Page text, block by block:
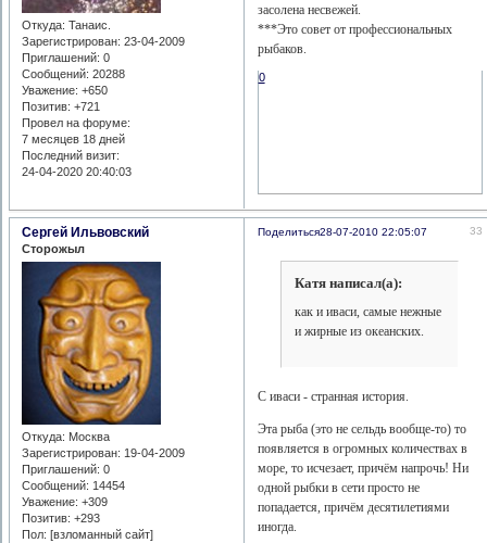
Откуда: Танаис.
Зарегистрирован: 23-04-2009
Приглашений: 0
Сообщений: 20288
Уважение: +650
Позитив: +721
Провел на форуме:
7 месяцев 18 дней
Последний визит:
24-04-2020 20:40:03
засолена несвежей.
***Это совет от профессиональных
рыбаков.
0
Поделиться 33
28-07-2010 22:05:07
Сергей Ильвовский
Сторожыл
Откуда: Москва
Зарегистрирован: 19-04-2009
Приглашений: 0
Сообщений: 14454
Уважение: +309
Позитив: +293
Пол: [взломанный сайт]
Катя написал(а):
как и иваси, самые нежные
и жирные из океанских.
С иваси - странная история.
Эта рыба (это не сельдь вообще-то) то
появляется в огромных количествах в
море, то исчезает, причём напрочь! Ни
одной рыбки в сети просто не
попадается, причём десятилетиями
иногда.